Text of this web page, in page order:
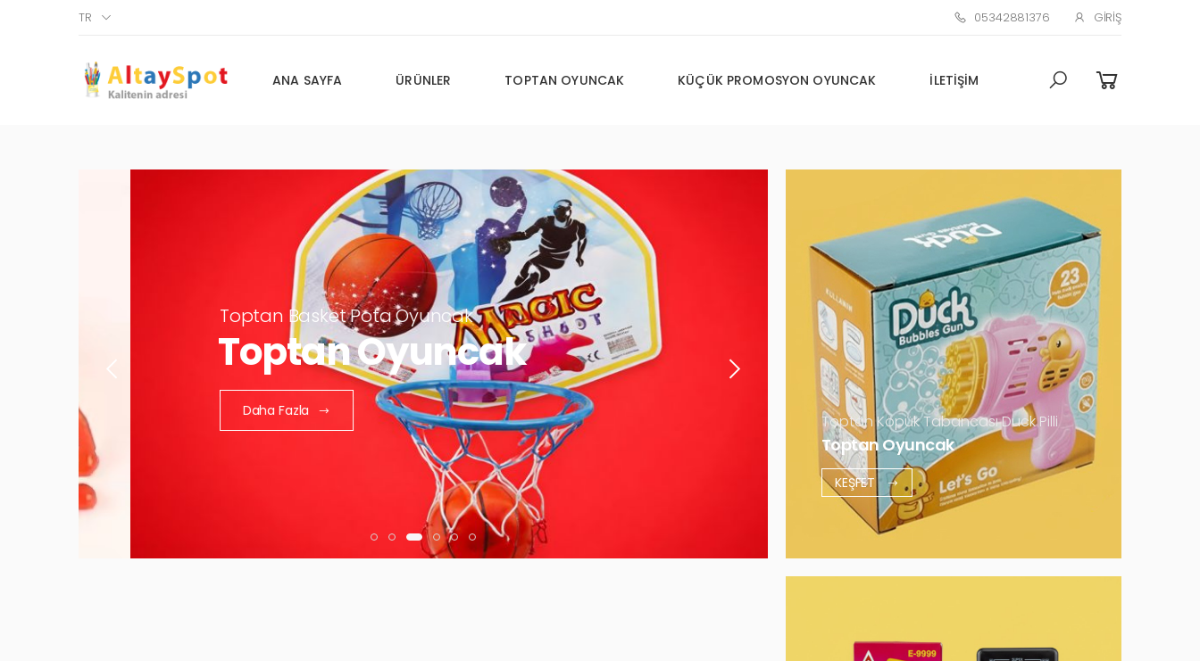
TR 05342881376 GIRIŞ
ANA SAYFA ÜRÜNLER TOPTAN OYUNCAK KÜÇÜK PROMOSYON OYUNCAK İLETIŞIM
Toptan Basket Pota Oyuncak
Toptan Oyuncak
Daha Fazla
Toptan Oyuncak Çim adam
Küçük
Daha Fazla
Toptan Köpük Tabancası Duck Pilli
Toptan Oyuncak
KEŞFET